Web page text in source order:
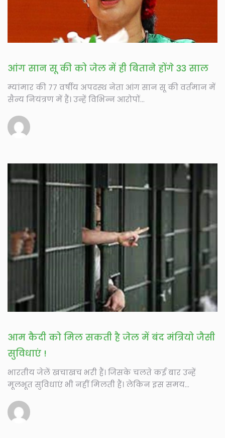
आंग सान सू की को जेल में ही बिताने होंगे 33 साल
म्यांमार की 77 वर्षीय अपदस्थ नेता आंग सान सू की वर्तमान में
सैन्य नियंत्रण में हैं। उन्हें विभिन्न आरोपों...
आम कैदी को मिल सकती है जेल में बंद मंत्रियो जैसी
सुविधाएं !
भारतीय जेलें खचाखच भरी हैं। जिसके चलते कई बार उन्हें
मूलभूत सुविधाएं भी नहीं मिलती हैं। लेकिन इस समय...